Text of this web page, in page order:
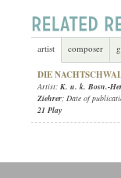
artist composer
DIE
Artist: K. u. k. Bosn.-
Ziehrer; Date of
21 Play